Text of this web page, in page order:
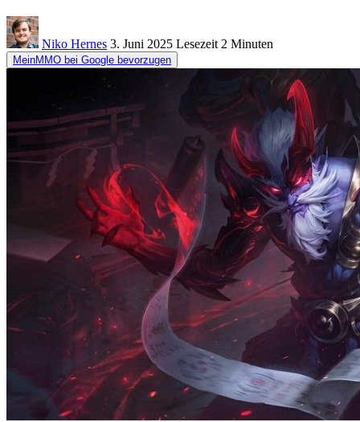
Niko Hernes 3. Juni 2025 Lesezeit 2 Minuten
MeinMMO bei Google bevorzugen